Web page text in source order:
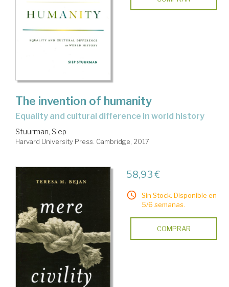
The invention of humanity
equality and cultural difference in world history
Stuurman, Siep
Harvard University Press. Cambridge, 2017
58,93 €
Sin Stock. Disponible en
5/6 semanas.
COMPRAR